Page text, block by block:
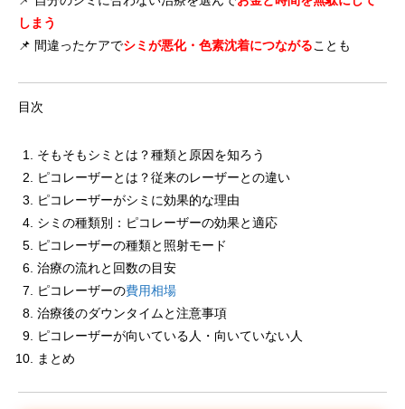
しまう
📌 間違ったケアでシミが悪化・色素沈着につながることも
目次
そもそもシミとは？種類と原因を知ろう
ピコレーザーとは？従来のレーザーとの違い
ピコレーザーがシミに効果的な理由
シミの種類別：ピコレーザーの効果と適応
ピコレーザーの種類と照射モード
治療の流れと回数の目安
ピコレーザーの費用相場
治療後のダウンタイムと注意事項
ピコレーザーが向いている人・向いていない人
まとめ